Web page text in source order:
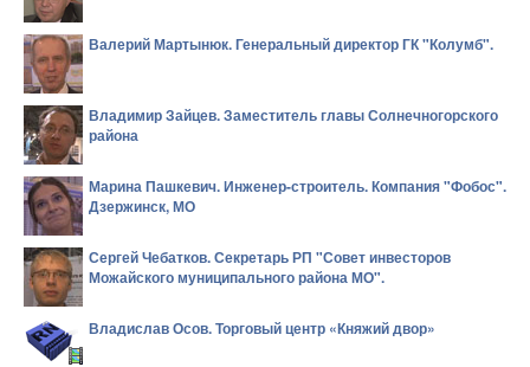
Валерий Мартынюк. Генеральный директор ГК "Колумб".
Владимир Зайцев. Заместитель главы Солнечногорского
района
Марина Пашкевич. Инженер-строитель. Компания "Фобос".
Дзержинск, МО
Сергей Чебатков. Секретарь РП "Совет инвесторов
Можайского муниципального района МО".
Владислав Осов. Торговый центр «Княжий двор»